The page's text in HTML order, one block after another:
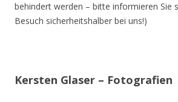
behindert werden – bitte informieren Sie
Besuch sicherheitshalber bei uns!)
Kersten Glaser – Fotografien